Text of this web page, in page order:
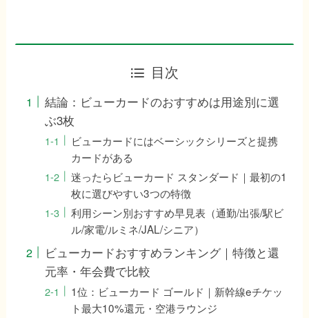
目次
結論：ビューカードのおすすめは用途別に選
ぶ3枚
ビューカードにはベーシックシリーズと提携
カードがある
迷ったらビューカード スタンダード｜最初の1
枚に選びやすい3つの特徴
利用シーン別おすすめ早見表（通勤/出張/駅ビ
ル/家電/ルミネ/JAL/シニア）
ビューカードおすすめランキング｜特徴と還
元率・年会費で比較
1位：ビューカード ゴールド｜新幹線eチケッ
ト最大10%還元・空港ラウンジ